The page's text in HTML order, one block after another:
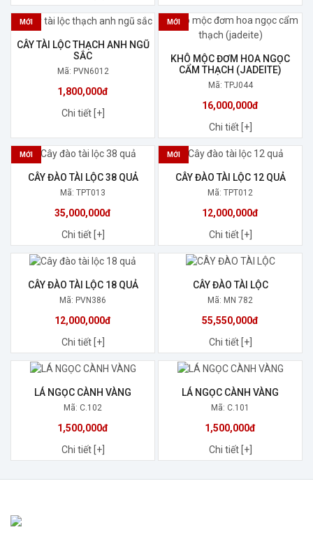
MỚI
CÂY TÀI LỘC THẠCH ANH NGŨ
SẮC
Mã: PVN6012
1,800,000đ
Chi tiết [+]
MỚI
KHÔ MỘC ĐƠM HOA NGỌC
CẨM THẠCH (JADEITE)
Mã: TPJ044
16,000,000đ
Chi tiết [+]
MỚI
CÂY ĐÀO TÀI LỘC 38 QUẢ
Mã: TPT013
35,000,000đ
Chi tiết [+]
MỚI
CÂY ĐÀO TÀI LỘC 12 QUẢ
Mã: TPT012
12,000,000đ
Chi tiết [+]
CÂY ĐÀO TÀI LỘC 18 QUẢ
Mã: PVN386
12,000,000đ
Chi tiết [+]
CÂY ĐÀO TÀI LỘC
Mã: MN 782
55,550,000đ
Chi tiết [+]
LÁ NGỌC CÀNH VÀNG
Mã: C.102
1,500,000đ
Chi tiết [+]
LÁ NGỌC CÀNH VÀNG
Mã: C.101
1,500,000đ
Chi tiết [+]